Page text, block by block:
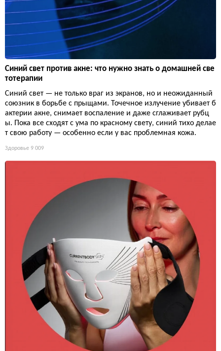
Синий свет против акне: что нужно знать о домашней све
тотерапии
Синий свет — не только враг из экранов, но и неожиданный
союзник в борьбе с прыщами. Точечное излучение убивает б
актерии акне, снимает воспаление и даже сглаживает рубц
ы. Пока все сходят с ума по красному свету, синий тихо делае
т свою работу — особенно если у вас проблемная кожа.
Здоровье 9 009